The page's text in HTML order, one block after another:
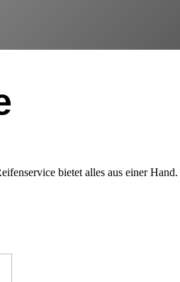
bietet alles aus einer Hand.